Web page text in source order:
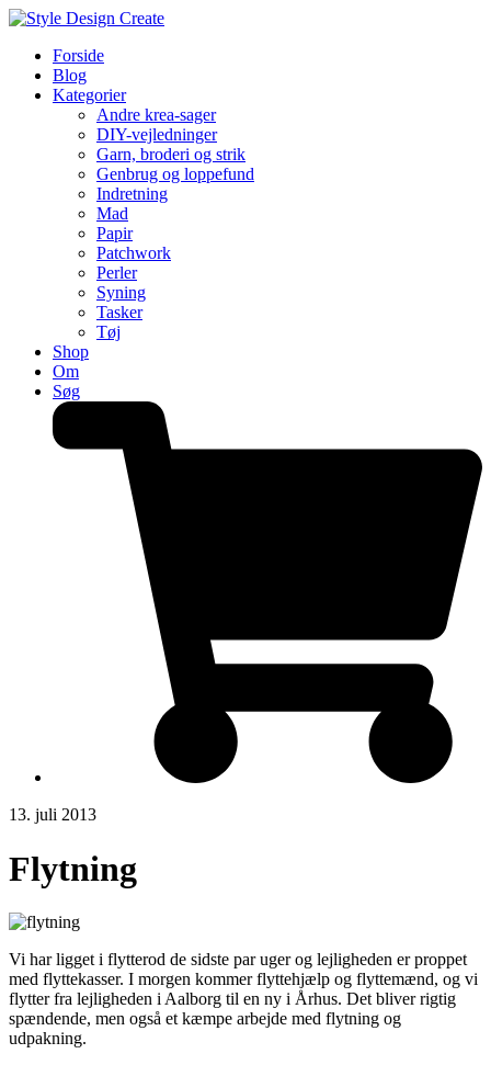
Forside
Blog
Kategorier
Andre krea-sager
DIY-vejledninger
Garn, broderi og strik
Genbrug og loppefund
Indretning
Mad
Papir
Patchwork
Perler
Syning
Tasker
Tøj
Shop
Om
Søg
13. juli 2013
Flytning
Vi har ligget i flytterod de sidste par uger og lejligheden er proppet
med flyttekasser. I morgen kommer flyttehjælp og flyttemænd, og vi
flytter fra lejligheden i Aalborg til en ny i Århus. Det bliver rigtig
spændende, men også et kæmpe arbejde med flytning og
udpakning.